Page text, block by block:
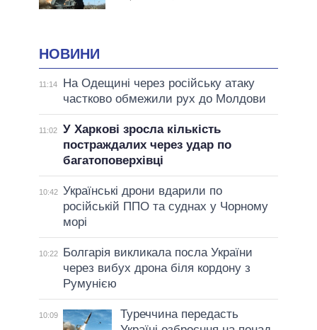
НОВИНИ
11:14
На Одещині через російську атаку
частково обмежили рух до Молдови
11:02
У Харкові зросла кількість
постраждалих через удар по
багатоповерхівці
10:42 Українські дрони вдарили по
російській ППО та суднах у Чорному
морі
10:22
Болгарія викликала посла України
через вибух дрона біля кордону з
Румунією
10:09
Туреччина передасть